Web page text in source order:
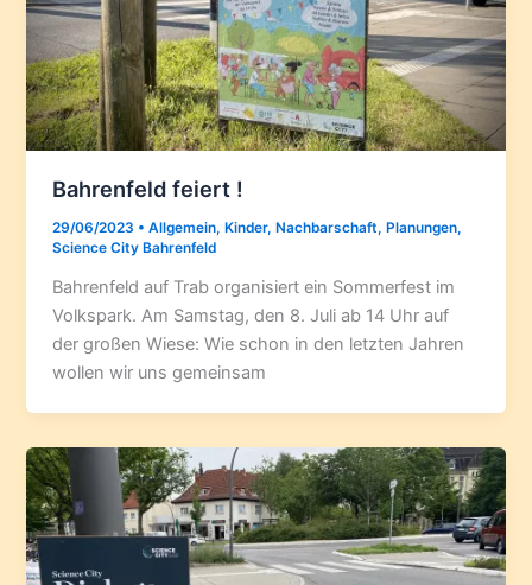
Bahrenfeld feiert !
29/06/2023 •Allgemein, Kinder, Nachbarschaft, Planungen,
Science City Bahrenfeld
Bahrenfeld auf Trab organisiert ein Sommerfest im
Volkspark. Am Samstag, den 8. Juli ab 14 Uhr auf
der großen Wiese: Wie schon in den letzten Jahren
wollen wir uns gemeinsam